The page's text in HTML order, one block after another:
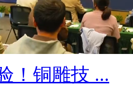
！铜雕技 ...